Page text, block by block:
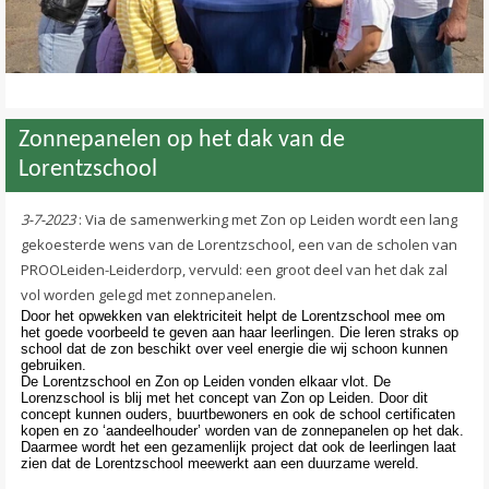
Zonnepanelen op het dak van de
Lorentzschool
3-7-2023: Via de samenwerking met Zon op Leiden wordt een lang
gekoesterde wens van de Lorentzschool, een van de scholen van
PROOLeiden-Leiderdorp, vervuld: een groot deel van het dak zal
vol worden gelegd met zonnepanelen.
Door het opwekken van elektriciteit helpt de Lorentzschool mee om
het goede voorbeeld te geven aan haar leerlingen. Die leren straks op
school dat de zon beschikt over veel energie die wij schoon kunnen
gebruiken.
De Lorentzschool en Zon op Leiden vonden elkaar vlot. De
Lorenzschool is blij met het concept van Zon op Leiden. Door dit
concept kunnen ouders, buurtbewoners en ook de school certificaten
kopen en zo ‘aandeelhouder’ worden van de zonnepanelen op het dak.
Daarmee wordt het een gezamenlijk project dat ook de leerlingen laat
zien dat de Lorentzschool meewerkt aan een duurzame wereld.